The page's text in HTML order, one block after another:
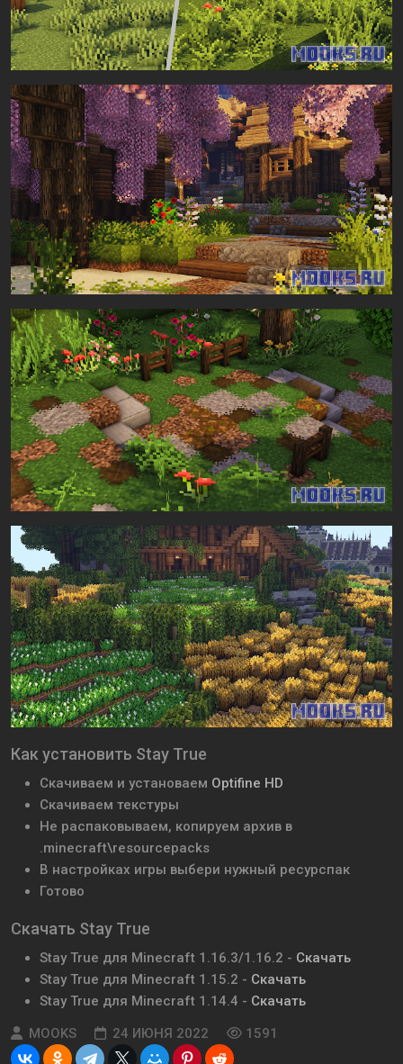
Как установить Stay True
Скачиваем и установаем Optifine HD
Скачиваем текстуры
Не распаковываем, копируем архив в
.minecraft\resourcepacks
В настройках игры выбери нужный ресурспак
Готово
Скачать Stay True
Stay True для Minecraft 1.16.3/1.16.2 - Скачать
Stay True для Minecraft 1.15.2 - Скачать
Stay True для Minecraft 1.14.4 - Скачать
MOOKS
24 ИЮНЯ 2022 1591